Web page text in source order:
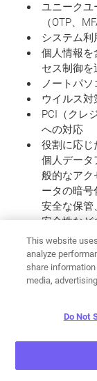
ユニークユ
（OTP、
システム
個人情報を
セス制御を
ノートパ
ウイルス対
PCI（クレ
への対応
役割に応じ
個人データ
般的なアク
ータの暗
安全な保管
安全性など
個人データ
なく読み取
を保証し、
Network）
This website
analyze
share
media,
Do Not